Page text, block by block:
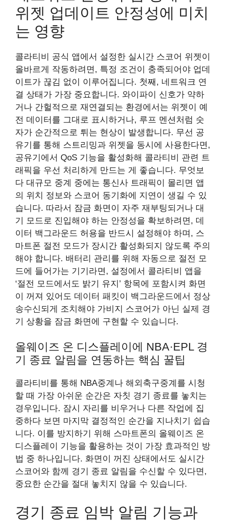
위젯 업데이트 안정성에 미치
는 영향
콜라티비 공식 앱에서 설정한 실시간 스코어 위젯이
올바르게 작동하려면, 특정 조건이 충족되어야 업데
이트가 끊김 없이 이루어집니다. 첫째, 네트워크 연
결 상태가 가장 중요합니다. 와이파이 신호가 약하
거나 간헐적으로 재연결되는 환경에서는 위젯이 예
전 데이터를 그대로 표시하거나, 루프 멘션처럼 숫
자가 순간적으로 튀는 현상이 발생합니다. 무선 공
유기를 통해 스트리밍과 위젯을 동시에 사용한다면,
공유기에서 QoS 기능을 활성화해 콜라티비 관련 트
래픽을 우선 처리하게 만드는 게 좋습니다. 무엇보
다 대규모 중계 중에는 통신사 트래픽이 몰리면 앱
의 위치 정보와 스코어 동기화에 지연이 생길 수 있
습니다. 따라서 잠금 화면이 자주 재부팅되거나 대
기 모드로 진입해야 하는 안정성을 확보하려면, 데
이터 백그라운드 허용을 반드시 설정해야 하며, 스
마트폰 절전 모드가 장시간 활성화되지 않도록 주의
해야 합니다. 배터리 관리를 위해 자동으로 절전 모
드에 들어가는 기기라면, 설정에서 콜라티비 앱을
‘절전 모드에서도 밝기 유지’ 항목에 포함시켜 화면
이 꺼져 있어도 데이터 패킷이 백그라운드에서 정상
송수신되게 조치해야 가비지 스코어가 아닌 실제 경
기 상황을 잠금 화면에 구현할 수 있습니다.
올웨이즈 온 디스플레이에 NBA·EPL 경
기 종료 알림을 연동하는 핵심 꿀팁
콜라티비를 통해 NBA중계나 해외축구중계를 시청
할 때 가장 아쉬운 순간은 자칫 경기 종료를 놓치는
경우입니다. 잠시 자리를 비우거나 다른 작업에 집
중하다 보면 마지막 결정적인 순간을 지나치기 쉽습
니다. 이를 방지하기 위해 스마트폰의 올웨이즈 온
디스플레이 기능을 활용하는 것이 가장 효과적인 방
법 중 하나입니다. 화면이 꺼진 상태에서도 실시간
스코어와 함께 경기 종료 알림을 수신할 수 있다면,
중요한 순간을 절대 놓치지 않을 수 있습니다.
경기 종료 임박 알림 기능과